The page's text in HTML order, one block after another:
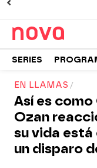
SERIES
EN LLAMAS
Así es
Ozan
su vida
un disparo